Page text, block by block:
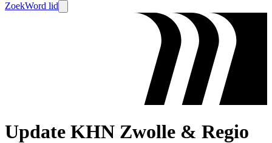
ZoekWord lid
Update KHN Zwolle & Regio